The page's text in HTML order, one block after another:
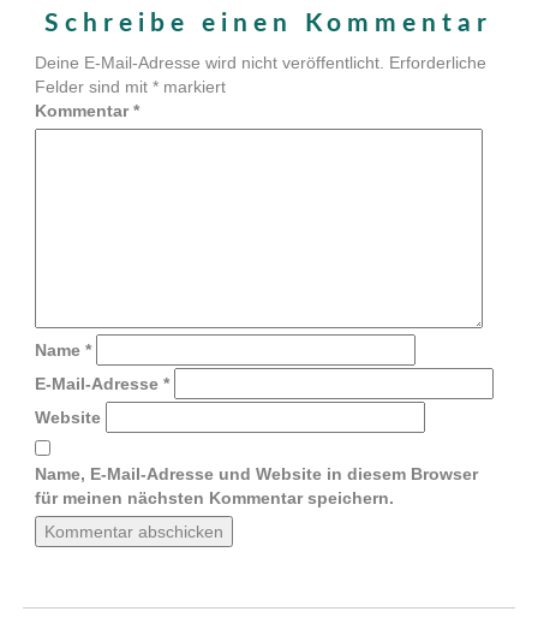
Schreibe einen Kommentar
Deine E-Mail-Adresse wird nicht veröffentlicht. Erforderliche
Felder sind mit *markiert
Kommentar*
Name *
E-Mail-Adresse *
Website
Name, E-Mail-Adresse und Website in diesem Browser
für meinen nächsten Kommentar speichern.